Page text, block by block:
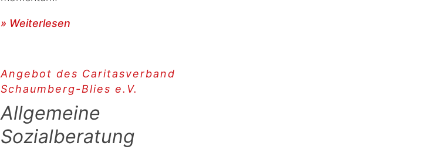
» Weiterlesen
Angebot des Caritasverband
Schaumberg-Blies e.V.
Allgemeine
Sozialberatung